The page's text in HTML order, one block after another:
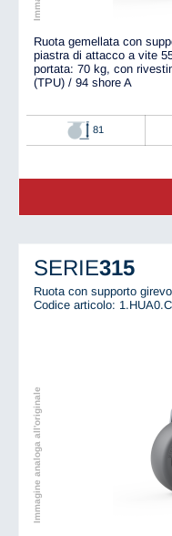
Ruota gemellata con
piastra di attacco a vite
portata: 70 kg, con
(TPU) / 94 shore A
81
SERIE315
Ruota con supporto
Codice articolo:
Immagine analoga all'originale